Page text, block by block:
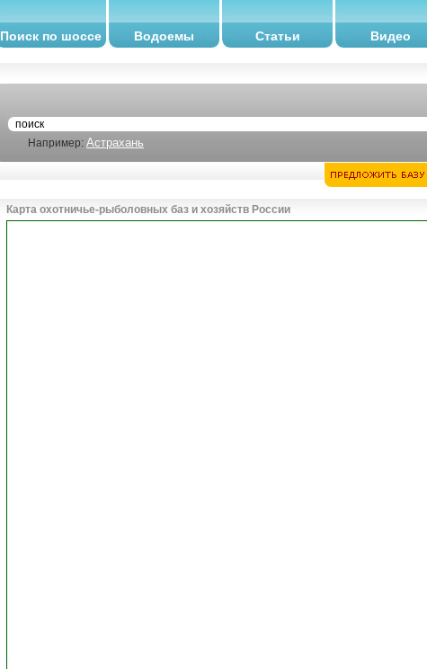
Поиск по шоссе Водоемы Статьи Видео
Например: Астрахань
Карта охотничье-рыболовных баз и хозяйств России